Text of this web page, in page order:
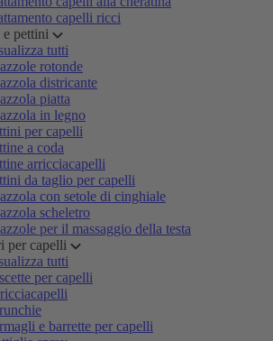
capelli ricci
e pettini
tutti
rotonde
districante
piatta
in legno
per capelli
a coda
arricciacapelli
da taglio per capelli
con setole di cinghiale
scheletro
per il massaggio della testa
per capelli
tutti
per capelli
e barrette per capelli